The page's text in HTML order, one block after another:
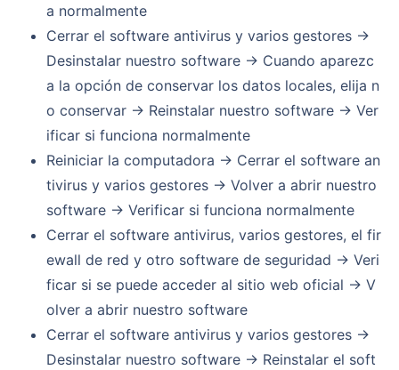
a normalmente
Cerrar el software antivirus y varios gestores →
Desinstalar nuestro software → Cuando aparezc
a la opción de conservar los datos locales, elija n
o conservar → Reinstalar nuestro software → Ver
ificar si funciona normalmente
Reiniciar la computadora → Cerrar el software an
tivirus y varios gestores → Volver a abrir nuestro
software → Verificar si funciona normalmente
Cerrar el software antivirus, varios gestores, el fir
ewall de red y otro software de seguridad → Veri
ficar si se puede acceder al sitio web oficial → V
olver a abrir nuestro software
Cerrar el software antivirus y varios gestores →
Desinstalar nuestro software → Reinstalar el soft